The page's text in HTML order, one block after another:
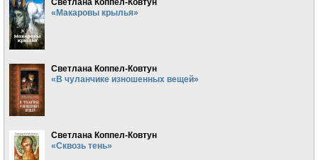
Светлана Коппел-Ковтун
«Макаровы крылья»
Светлана Коппел-Ковтун
«В чуланчике изношенных вещей»
Светлана Коппел-Ковтун
«Сквозь тень»